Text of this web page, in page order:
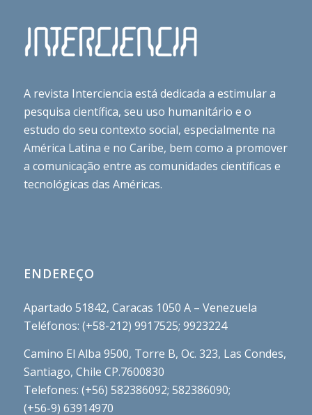
A revista Interciencia está dedicada a estimular a
pesquisa científica, seu uso humanitário e o
estudo do seu contexto social, especialmente na
América Latina e no Caribe, bem como a promover
a comunicação entre as comunidades científicas e
tecnológicas das Américas.
ENDEREÇO
Apartado 51842, Caracas 1050 A – Venezuela
Teléfonos: (+58-212) 9917525; 9923224
Camino El Alba 9500, Torre B, Oc. 323, Las Condes,
Santiago, Chile CP.7600830
Telefones: (+56) 582386092; 582386090;
(+56-9) 63914970